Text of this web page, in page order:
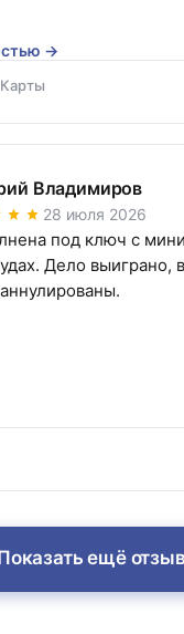
→
Владимиров
28 июля 2026
под ключ с
Дело выиграно,
ещё